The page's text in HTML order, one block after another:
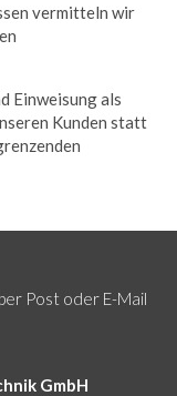
vermitteln wir
Einweisung als
Kunden statt
Post oder E-Mail
GmbH